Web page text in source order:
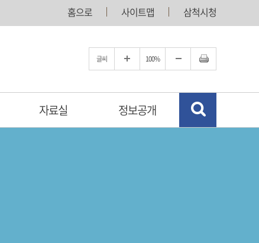
홈으로 사이트맵 삼척시청
글씨 100%
자료실 정보공개